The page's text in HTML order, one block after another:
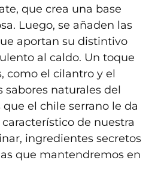
que crea una base
Luego, se añaden las
aportan su distintivo
al caldo. Un toque
como el cilantro y el
sabores naturales del
el chile serrano le da
de nuestra
ingredientes secretos
que mantendremos en